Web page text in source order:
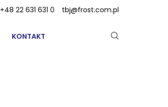
KONTAKT
+48 22 631 631 0 tbj@frost.com.pl